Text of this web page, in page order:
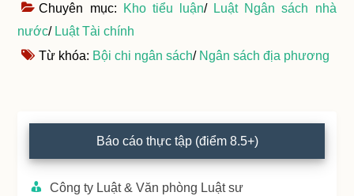
Chuyên mục: Kho tiểu luận/ Luật Ngân sách nhà
nước/ Luật Tài chính
Từ khóa: Bội chi ngân sách/ Ngân sách địa phương
Primary
Sidebar
Báo cáo thực tập (điểm 8.5+)
Công ty Luật & Văn phòng Luật sư